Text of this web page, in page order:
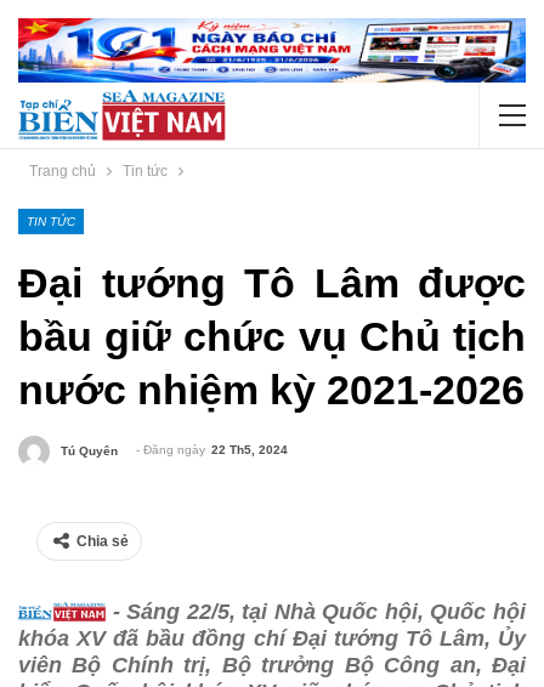
Trang chủ Tin tức
TIN TỨC
Đại tướng Tô Lâm được
bầu giữ chức vụ Chủ tịch
nước nhiệm kỳ 2021-2026
Tú Quyên - Đăng ngày 22 Th5, 2024
Chia sẻ
- Sáng 22/5, tại Nhà Quốc hội, Quốc hội
khóa XV đã bầu đồng chí Đại tướng Tô Lâm, Ủy
viên Bộ Chính trị, Bộ trưởng Bộ Công an, Đại